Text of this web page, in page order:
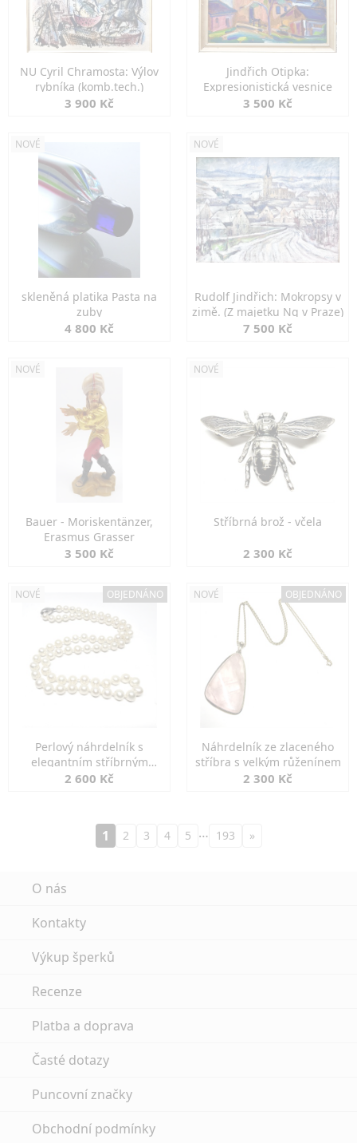
NU Cyril Chramosta: Výlov
rybníka (komb.tech.)
3 900 Kč
Jindřich Otipka:
Expresionistická vesnice
3 500 Kč
NOVÉ
skleněná platika Pasta na
zuby
4 800 Kč
NOVÉ
Rudolf Jindřich: Mokropsy v
zimě. (Z majetku Ng v Praze)
7 500 Kč
NOVÉ
Bauer - Moriskentänzer,
Erasmus Grasser
3 500 Kč
NOVÉ
Stříbrná brož - včela
2 300 Kč
NOVÉ OBJEDNÁNO
Perlový náhrdelník s
elegantním stříbrným
zapínáním
2 600 Kč
NOVÉ OBJEDNÁNO
Náhrdelník ze zlaceného
stříbra s velkým růženínem
2 300 Kč
1 2 3 4 5 … 193 »
O nás
Kontakty
Výkup šperků
Recenze
Platba a doprava
Časté dotazy
Puncovní značky
Obchodní podmínky